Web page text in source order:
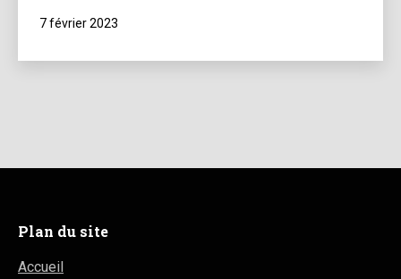
Publié
7 février 2023
Plan du site
Accueil